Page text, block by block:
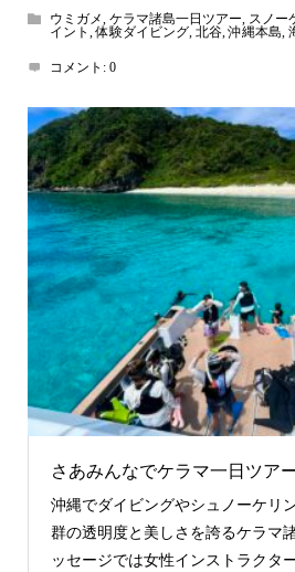
ウミガメ ケラマ諸島一日ツアー スノー
イント ,体験ダイビング, 北谷,沖縄本島
コメント: 0
さあみんなでケラマ一日ツア
沖縄でダイビングやシュノーケリ
群の透明度と美しさを誇るケラマ
ッセージでは女性インストラクタ